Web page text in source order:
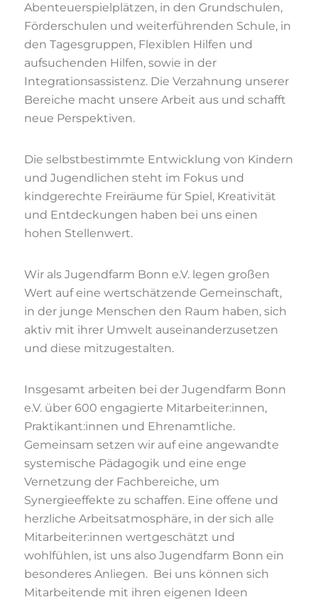
Abenteuerspielplätzen, in den Grundschulen,
Förderschulen und weiterführenden Schule, in
den Tagesgruppen, Flexiblen Hilfen und
aufsuchenden Hilfen, sowie in der
Integrationsassistenz. Die Verzahnung unserer
Bereiche macht unsere Arbeit aus und schafft
neue Perspektiven.
Die selbstbestimmte Entwicklung von Kindern
und Jugendlichen steht im Fokus und
kindgerechte Freiräume für Spiel, Kreativität
und Entdeckungen haben bei uns einen
hohen Stellenwert.
Wir als Jugendfarm Bonn e.V. legen großen
Wert auf eine wertschätzende Gemeinschaft,
in der junge Menschen den Raum haben, sich
aktiv mit ihrer Umwelt auseinanderzusetzen
und diese mitzugestalten.
Insgesamt arbeiten bei der Jugendfarm Bonn
e.V. über 600 engagierte Mitarbeiter:innen,
Praktikant:innen und Ehrenamtliche.
Gemeinsam setzen wir auf eine angewandte
systemische Pädagogik und eine enge
Vernetzung der Fachbereiche, um
Synergieeffekte zu schaffen. Eine offene und
herzliche Arbeitsatmosphäre, in der sich alle
Mitarbeiter:innen wertgeschätzt und
wohlfühlen, ist uns also Jugendfarm Bonn ein
besonderes Anliegen. Bei uns können sich
Mitarbeitende mit ihren eigenen Ideen